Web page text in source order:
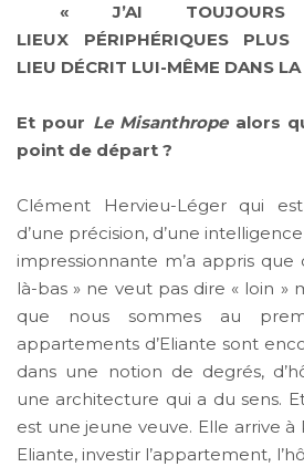
« J’AI TOUJOURS
LIEUX PÉRIPHÉRIQUES
LIEU DÉCRIT LUI-MÊME DANS LA
Et pour Le Misanthropealors
point de départ ?
Clément Hervieu-Léger qui
d’une précision, d’une
impressionnante m’a appris que
là-bas » ne veut pas dire « loin »
que nous sommes au
appartements d’Eliante sont
dans une notion de degrés,
une architecture qui a du sens.
est une jeune veuve. Elle arrive à
Eliante, investir l’appartement,